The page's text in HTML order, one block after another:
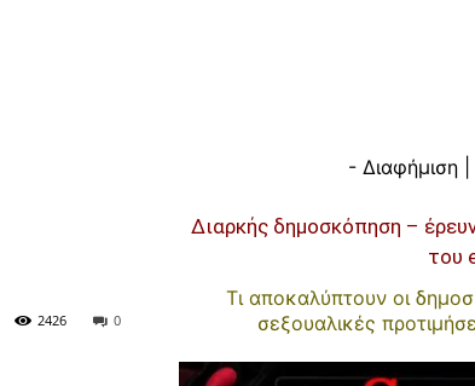
0
2426
- Διαφήμιση
Διαρκής δημοσκόπηση –
του
Τι αποκαλύπτουν οι
σεξουαλικές